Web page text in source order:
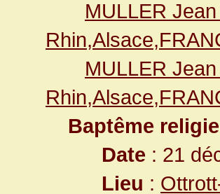
MULLER
MULLER
Baptême
Date : 21
Lieu :